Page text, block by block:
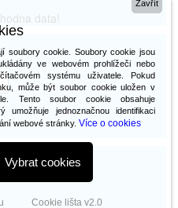
data!
Zavřít
soubory cookie. Soubory cookie jsou
ve webovém prohlížeči nebo
systému uživatele. Pokud
může být soubor cookie uložen v
Tento soubor cookie obsahuje
umožňuje jednoznačnou identifikaci
webové stránky.Více o cookies
Vybrat cookies
Cookie lišta v2.0